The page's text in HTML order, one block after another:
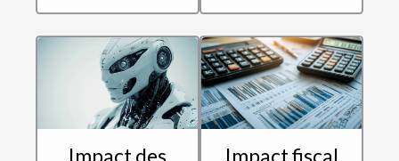
Impact des
Impact fiscal